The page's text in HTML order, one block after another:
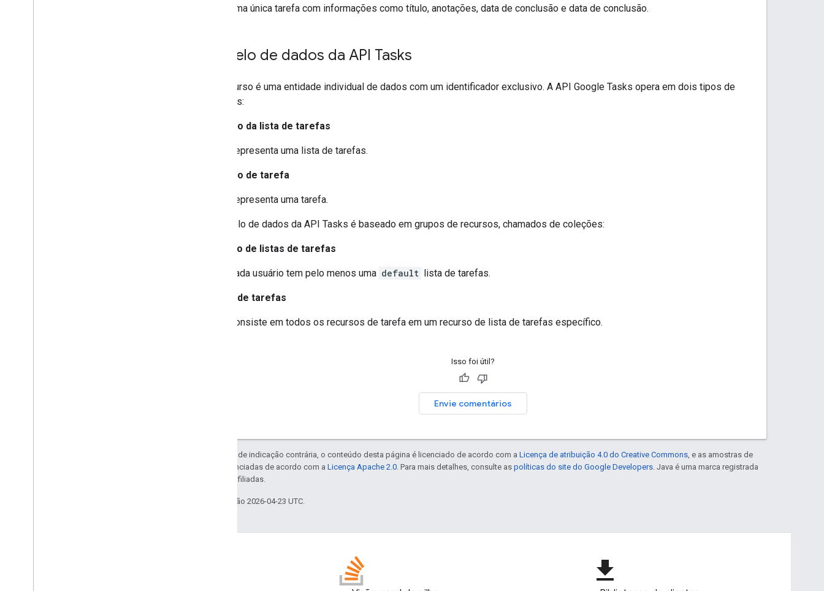
Uma única tarefa com informações como título, anotações, data de conclusão e data de conclusão.
Modelo de dados da API Tasks
Um recurso é uma entidade individual de dados com um identificador exclusivo. A API Google Tasks opera em dois tipos de
recursos:
Recurso da lista de tarefas
Representa uma lista de tarefas.
Recurso de tarefa
Representa uma tarefa.
O modelo de dados da API Tasks é baseado em grupos de recursos, chamados de coleções:
Coleção de listas de tarefas
Cada usuário tem pelo menos uma default lista de tarefas.
Coleta de tarefas
Consiste em todos os recursos de tarefa em um recurso de lista de tarefas específico.
Isso foi útil?
Envie comentários
Exceto em caso de indicação contrária, o conteúdo desta página é licenciado de acordo com a Licença de atribuição 4.0 do Creative Commons , e as amostras de
código são licenciadas de acordo com a Licença Apache 2.0 . Para mais detalhes, consulte as políticas do site do Google Developers . Java é uma marca registrada
da Oracle e/ou afiliadas.
Última atualização 2026-04-23 UTC.
file_download